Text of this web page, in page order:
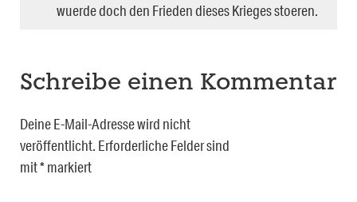
wuerde doch den Frieden dieses Krieges stoeren.
Schreibe einen Kommentar
Deine E-Mail-Adresse wird nicht
veröffentlicht. Erforderliche Felder sind
mit*markiert